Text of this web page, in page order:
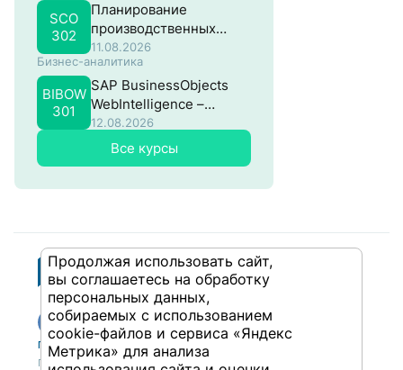
SCO
302
Планирование
производственных
затрат в SAP
11.08.2026
Бизнес-аналитика
BIBOW
301
SAP BusinessObjects
WebIntelligence –
Продвинутый
12.08.2026
Все курсы
Публикации
Публикации
Учебный центр
Продолжая использовать сайт,
вы соглашаетесь на обработку
персональных данных,
собираемых с использованием
cookie-файлов и сервиса «Яндекс
Метрика» для анализа